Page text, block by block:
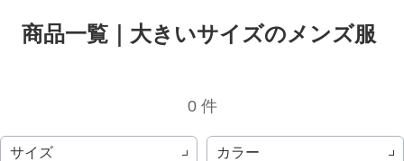
商品一覧｜大きいサイズのメンズ服
0 件
サイズ カラー